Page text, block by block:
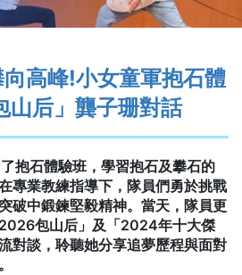
高峰!小女童軍抱石體
山后」龔子珊對話
抱石體驗班，學習抱石及攀石的
專業教練指導下，隊員們勇於挑戰
破中鍛鍊堅毅精神。當天，隊員更
包山后」及「2024年十大傑
對談，聆聽她分享追夢歷程與面對